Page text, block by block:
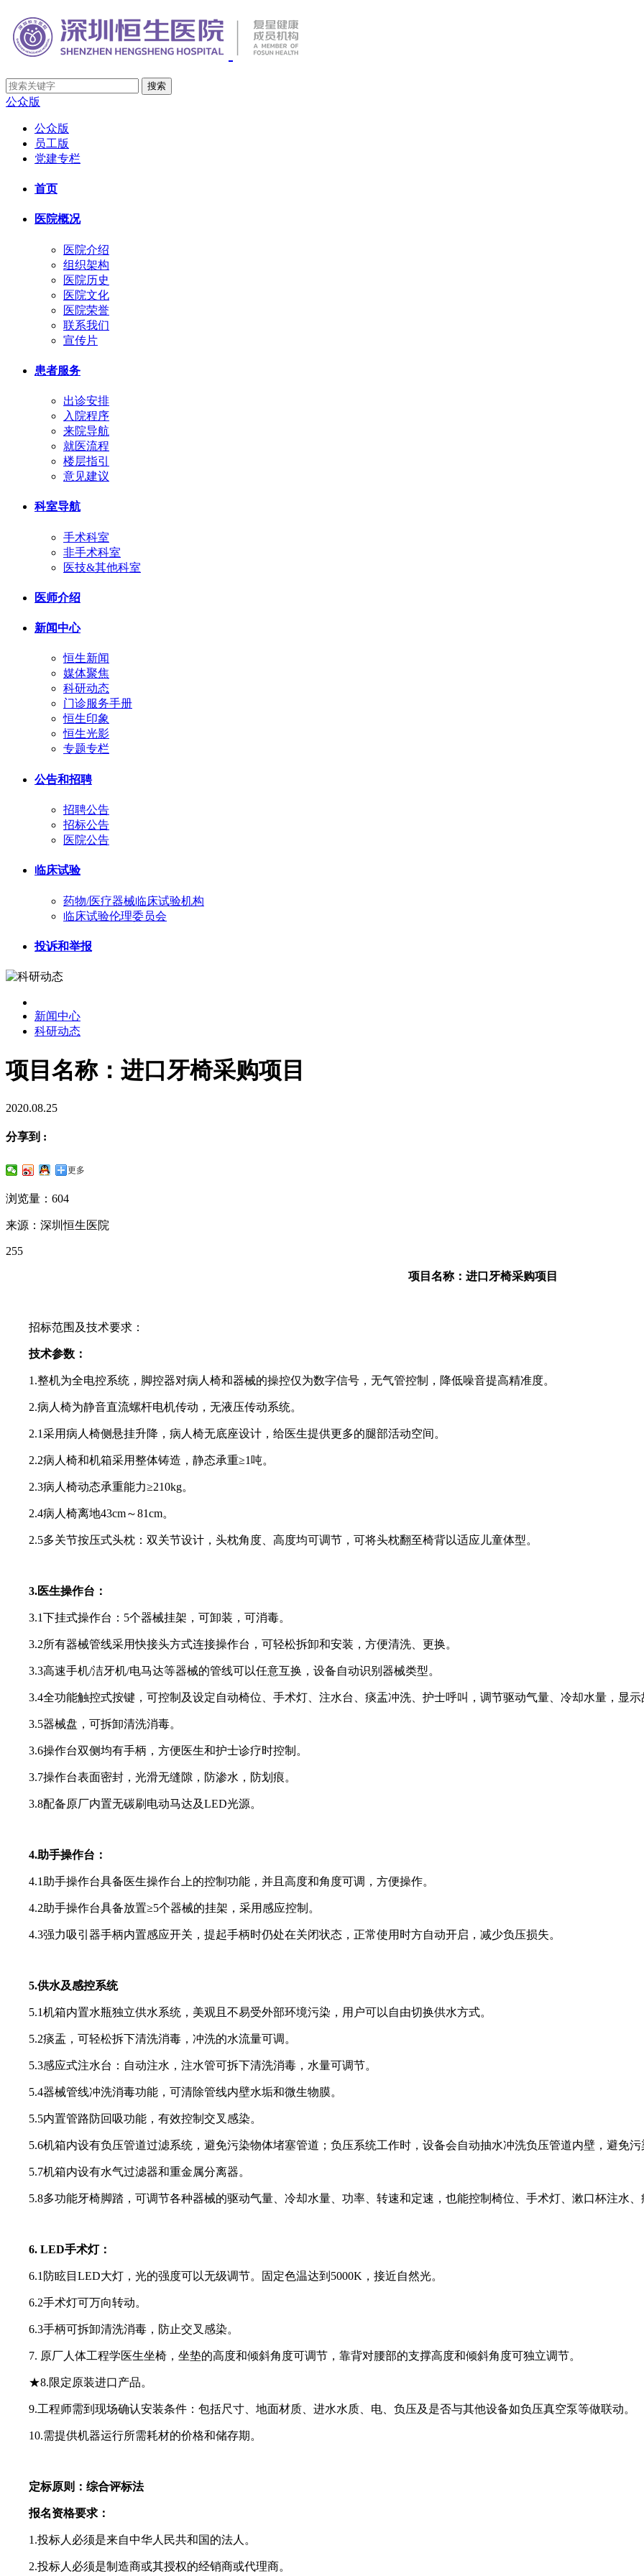
公众版
公众版
员工版
党建专栏
首页
医院概况
医院介绍
组织架构
医院历史
医院文化
医院荣誉
联系我们
宣传片
患者服务
出诊安排
入院程序
来院导航
就医流程
楼层指引
意见建议
科室导航
手术科室
非手术科室
医技&其他科室
医师介绍
新闻中心
恒生新闻
媒体聚焦
科研动态
门诊服务手册
恒生印象
恒生光影
专题专栏
公告和招聘
招聘公告
招标公告
医院公告
临床试验
药物/医疗器械临床试验机构
临床试验伦理委员会
投诉和举报
新闻中心
科研动态
项目名称：进口牙椅采购项目
2020.08.25
分享到 :
更多
浏览量：604
来源：深圳恒生医院
255
项目名称：进口牙椅采购项目
招标范围及技术要求：
技术参数：
1.整机为全电控系统，脚控器对病人椅和器械的操控仅为数字信号，无气管控制，降低噪音提高精准度。
2.病人椅为静音直流螺杆电机传动，无液压传动系统。
2.1采用病人椅侧悬挂升降，病人椅无底座设计，给医生提供更多的腿部活动空间。
2.2病人椅和机箱采用整体铸造，静态承重≥1吨。
2.3病人椅动态承重能力≥210kg。
2.4病人椅离地43cm～81cm。
2.5多关节按压式头枕：双关节设计，头枕角度、高度均可调节，可将头枕翻至椅背以适应儿童体型。
3.医生操作台：
3.1下挂式操作台：5个器械挂架，可卸装，可消毒。
3.2所有器械管线采用快接头方式连接操作台，可轻松拆卸和安装，方便清洗、更换。
3.3高速手机/洁牙机/电马达等器械的管线可以任意互换，设备自动识别器械类型。
3.4全功能触控式按键，可控制及设定自动椅位、手术灯、注水台、痰盂冲洗、护士呼叫，调节驱动气量、冷却水量，显示
3.5器械盘，可拆卸清洗消毒。
3.6操作台双侧均有手柄，方便医生和护士诊疗时控制。
3.7操作台表面密封，光滑无缝隙，防渗水，防划痕。
3.8配备原厂内置无碳刷电动马达及LED光源。
4.助手操作台：
4.1助手操作台具备医生操作台上的控制功能，并且高度和角度可调，方便操作。
4.2助手操作台具备放置≥5个器械的挂架，采用感应控制。
4.3强力吸引器手柄内置感应开关，提起手柄时仍处在关闭状态，正常使用时方自动开启，减少负压损失。
5.供水及感控系统
5.1机箱内置水瓶独立供水系统，美观且不易受外部环境污染，用户可以自由切换供水方式。
5.2痰盂，可轻松拆下清洗消毒，冲洗的水流量可调。
5.3感应式注水台：自动注水，注水管可拆下清洗消毒，水量可调节。
5.4器械管线冲洗消毒功能，可清除管线内壁水垢和微生物膜。
5.5内置管路防回吸功能，有效控制交叉感染。
5.6机箱内设有负压管道过滤系统，避免污染物体堵塞管道；负压系统工作时，设备会自动抽水冲洗负压管道内壁，避免污
5.7机箱内设有水气过滤器和重金属分离器。
5.8多功能牙椅脚踏，可调节各种器械的驱动气量、冷却水量、功率、转速和定速，也能控制椅位、手术灯、漱口杯注水、
6. LED手术灯：
6.1防眩目LED大灯，光的强度可以无级调节。固定色温达到5000K，接近自然光。
6.2手术灯可万向转动。
6.3手柄可拆卸清洗消毒，防止交叉感染。
7. 原厂人体工程学医生坐椅，坐垫的高度和倾斜角度可调节，靠背对腰部的支撑高度和倾斜角度可独立调节。
★8.限定原装进口产品。
9.工程师需到现场确认安装条件：包括尺寸、地面材质、进水水质、电、负压及是否与其他设备如负压真空泵等做联动。
10.需提供机器运行所需耗材的价格和储存期。
定标原则：综合评标法
报名资格要求：
1.投标人必须是来自中华人民共和国的法人。
2.投标人必须是制造商或其授权的经销商或代理商。